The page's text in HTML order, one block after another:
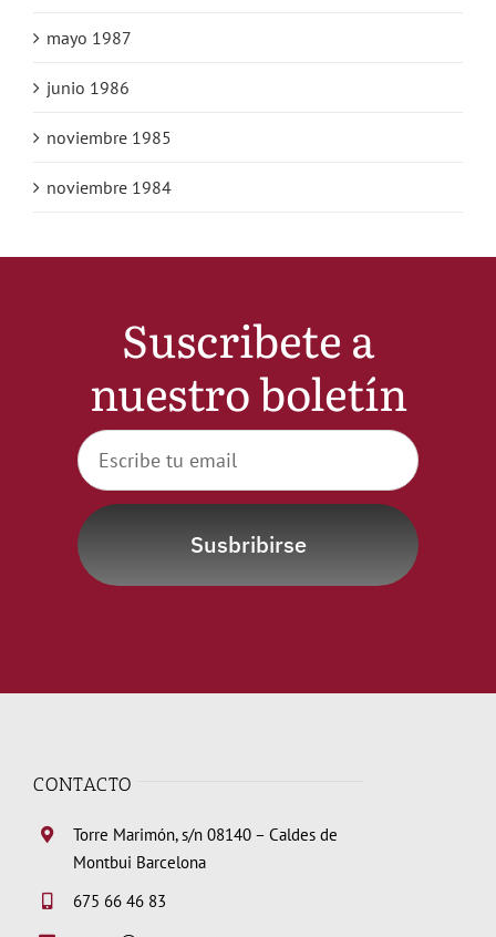
mayo 1987
junio 1986
noviembre 1985
noviembre 1984
Suscribete a
nuestro boletín
Susbribirse
CONTACTO
Torre Marimón, s/n 08140 – Caldes de
Montbui Barcelona
675 66 46 83